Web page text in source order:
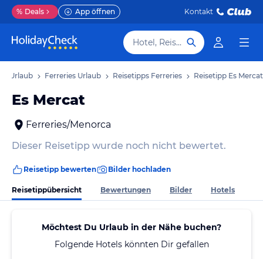
% Deals App öffnen Kontakt
Hotel, Reiseziel
Urlaub Ferreries Urlaub Reisetipps Ferreries Reisetipp Es Mercat
Es Mercat
Ferreries/Menorca
Dieser Reisetipp wurde noch nicht bewertet.
Reisetipp bewerten Bilder hochladen
Reisetippübersicht Bewertungen Bilder Hotels
Möchtest Du Urlaub in der Nähe buchen?
Folgende Hotels könnten Dir gefallen